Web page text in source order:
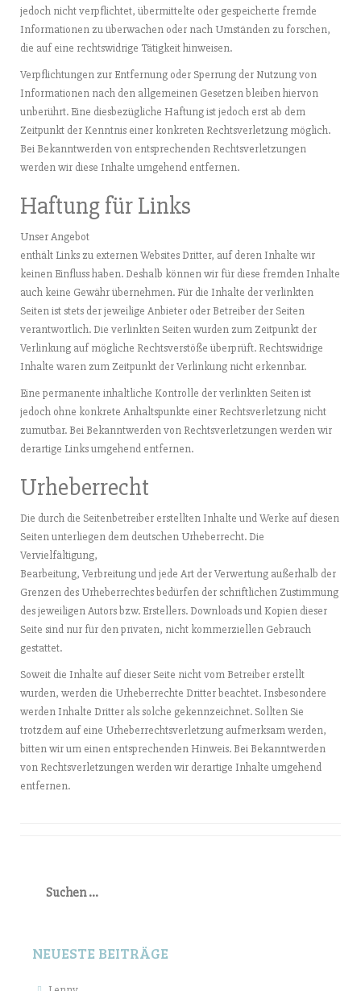
jedoch nicht verpflichtet, übermittelte oder gespeicherte fremde
Informationen zu überwachen oder nach Umständen zu forschen,
die auf eine rechtswidrige Tätigkeit hinweisen.
Verpflichtungen zur Entfernung oder Sperrung der Nutzung von
Informationen nach den allgemeinen Gesetzen bleiben hiervon
unberührt. Eine diesbezügliche Haftung ist jedoch erst ab dem
Zeitpunkt der Kenntnis einer konkreten Rechtsverletzung möglich.
Bei Bekanntwerden von entsprechenden Rechtsverletzungen
werden wir diese Inhalte umgehend entfernen.
Haftung für Links
Unser Angebot
enthält Links zu externen Websites Dritter, auf deren Inhalte wir
keinen Einfluss haben. Deshalb können wir für diese fremden Inhalte
auch keine Gewähr übernehmen. Für die Inhalte der verlinkten
Seiten ist stets der jeweilige Anbieter oder Betreiber der Seiten
verantwortlich. Die verlinkten Seiten wurden zum Zeitpunkt der
Verlinkung auf mögliche Rechtsverstöße überprüft. Rechtswidrige
Inhalte waren zum Zeitpunkt der Verlinkung nicht erkennbar.
Eine permanente inhaltliche Kontrolle der verlinkten Seiten ist
jedoch ohne konkrete Anhaltspunkte einer Rechtsverletzung nicht
zumutbar. Bei Bekanntwerden von Rechtsverletzungen werden wir
derartige Links umgehend entfernen.
Urheberrecht
Die durch die Seitenbetreiber erstellten Inhalte und Werke auf diesen
Seiten unterliegen dem deutschen Urheberrecht. Die
Vervielfältigung,
Bearbeitung, Verbreitung und jede Art der Verwertung außerhalb der
Grenzen des Urheberrechtes bedürfen der schriftlichen Zustimmung
des jeweiligen Autors bzw. Erstellers. Downloads und Kopien dieser
Seite sind nur für den privaten, nicht kommerziellen Gebrauch
gestattet.
Soweit die Inhalte auf dieser Seite nicht vom Betreiber erstellt
wurden, werden die Urheberrechte Dritter beachtet. Insbesondere
werden Inhalte Dritter als solche gekennzeichnet. Sollten Sie
trotzdem auf eine Urheberrechtsverletzung aufmerksam werden,
bitten wir um einen entsprechenden Hinweis. Bei Bekanntwerden
von Rechtsverletzungen werden wir derartige Inhalte umgehend
entfernen.
nach:
NEUESTE BEITRÄGE